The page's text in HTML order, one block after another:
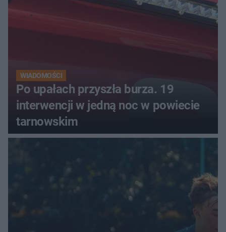
WIADOMOŚCI
Po upałach przyszła burza. 19
interwencji w jedną noc w powiecie
tarnowskim